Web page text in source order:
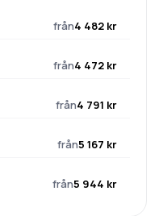
från4 482 kr
från4 472 kr
från4 791 kr
från5 167 kr
från5 944 kr